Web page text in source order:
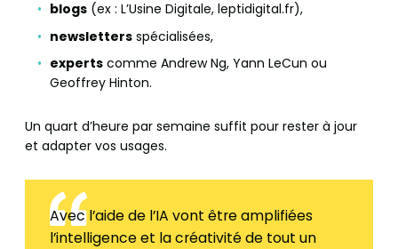
blogs (ex : L’Usine Digitale, leptidigital.fr),
newsletters spécialisées,
experts comme Andrew Ng, Yann LeCun ou
Geoffrey Hinton.
Un quart d’heure par semaine suffit pour rester à jour
et adapter vos usages.
Avec l’aide de l’IA vont être amplifiées
l’intelligence et la créativité de tout un